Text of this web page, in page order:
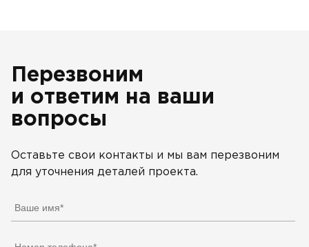
Перезвоним
и ответим на ваши
вопросы
Оставьте свои контакты и мы вам перезвоним
для уточнения деталей проекта.